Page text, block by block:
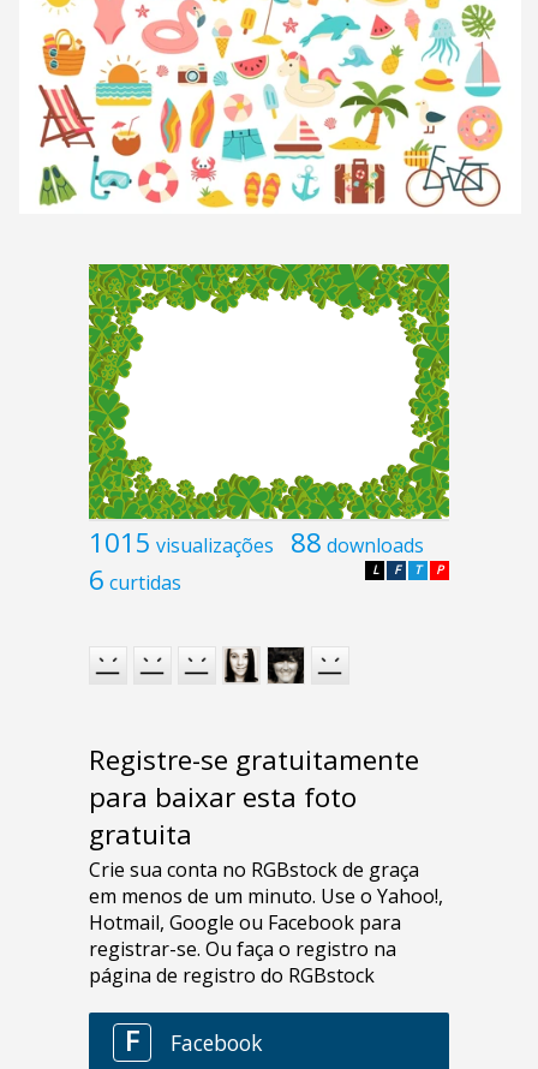
1015 visualizações 88 downloads
6 curtidas P
T
F
L
Registre-se gratuitamente
para baixar esta foto
gratuita